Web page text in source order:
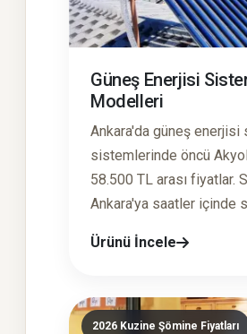
Güneş Enerjisi
Modelleri
Ankara'da güneş enerjisi
sistemlerinde öncü
58.500 TL arası fiyatlar.
Ankara'ya saatler içinde
Ürünü İncele
2026 Kuzine Şömine Fiyatları